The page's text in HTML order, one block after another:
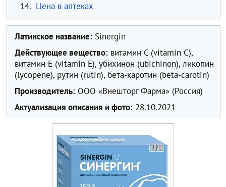
14. Цена в аптеках
Латинское название: Sinergin
Действующее вещество: витамин C (vitamin С),
витамин E (vitamin E), убихинон (ubichinon), ликопин
(lycopene), рутин (rutin), бета-каротин (beta-carotin)
Производитель: ООО «Внешторг Фарма» (Россия)
Актуализация описания и фото: 28.10.2021